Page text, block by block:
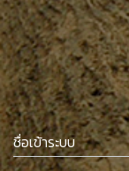
ชื่อเข้าระบบ